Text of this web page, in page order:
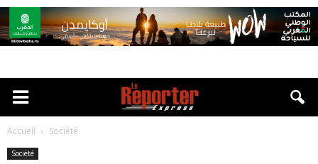
Accueil Société
Société